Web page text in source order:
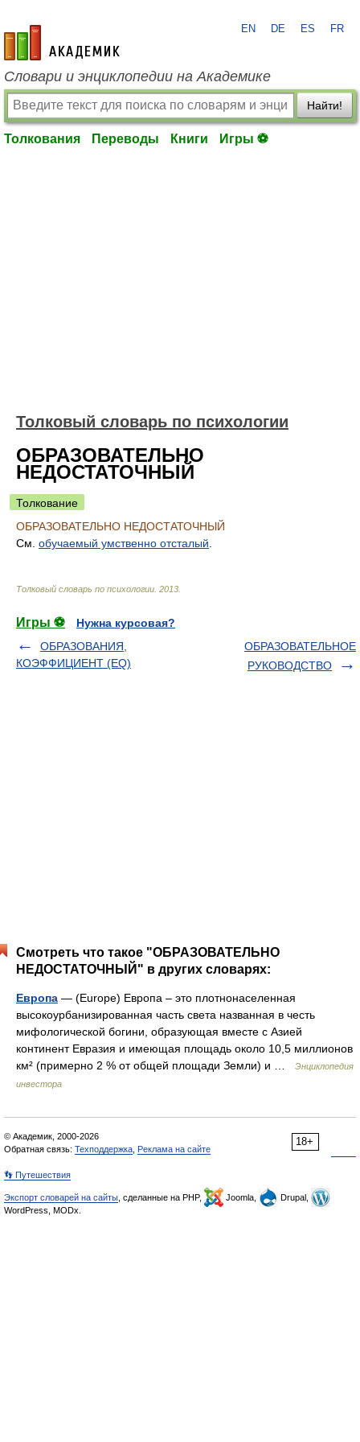
academic.ru
EN DE ES FR
Словари и энциклопедии на Академике
Найти!
Толкования Переводы Книги Игры ⚽
Толковый словарь по психологии
ОБРАЗОВАТЕЛЬНО
НЕДОСТАТОЧНЫЙ
Толкование
ОБРАЗОВАТЕЛЬНО НЕДОСТАТОЧНЫЙ
См. обучаемый умственно отсталый
Толковый словарь по психологии 2013
Игры ⚽
Нужна курсовая?
ОБРАЗОВАНИЯ,
КОЭФФИЦИЕНТ (EQ)
ОБРАЗОВАТЕЛЬНОЕ
РУКОВОДСТВО
Смотреть что такое "ОБРАЗОВАТЕЛЬНО
НЕДОСТАТОЧНЫЙ" в других словарях:
Европа — (Europe) Европа – это плотнонаселенная
высокоурбанизированная часть света названная в честь
мифологической богини, образующая вместе с Азией
континент Евразия и имеющая площадь около 10,5 миллионов
км² (примерно 2 % от общей площади Земли) и …
Энциклопедия
инвестора
18+
© Академик, 2000-2026
Обратная связь: Техподдержка Реклама на сайте
👣 Путешествия
Экспорт словарей на сайты , сделанные на PHP, Joomla,
Drupal,
WordPress, MODx.